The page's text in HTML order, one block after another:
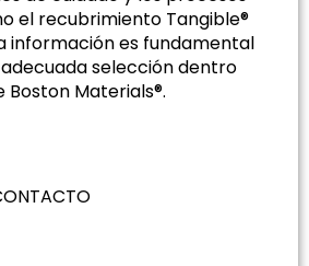
el recubrimiento Tangible®
información es fundamental
selección dentro
Materials®.